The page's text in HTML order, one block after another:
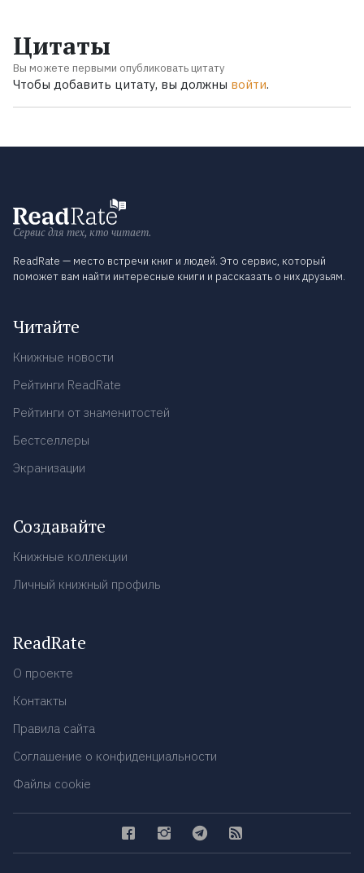
Цитаты
Вы можете первыми опубликовать цитату
Чтобы добавить цитату, вы должны войти.
Сервис для тех, кто читает.
ReadRate — место встречи книг и людей. Это сервис, который
поможет вам найти интересные книги и рассказать о них друзьям.
Читайте
Книжные новости
Рейтинги ReadRate
Рейтинги от знаменитостей
Бестселлеры
Экранизации
Создавайте
Книжные коллекции
Личный книжный профиль
ReadRate
О проекте
Контакты
Правила сайта
Соглашение о конфиденциальности
Файлы cookie